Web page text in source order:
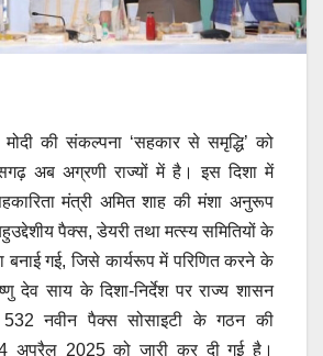
मोदी की संकल्पना ‘सहकार से समृद्धि’ को
अब अग्रणी राज्यों में है। इस दिशा में
मंत्री अमित शाह की मंशा अनुरूप
पैक्स, डेयरी तथा मत्स्य समितियों के
बनाई गई, जिसे कार्यरूप में परिणित करने के
देव साय के दिशा-निर्देश पर राज्य शासन
में 532 नवीन पैक्स सोसाइटी के गठन की
अप्रैल 2025 को जारी कर दी गई है।